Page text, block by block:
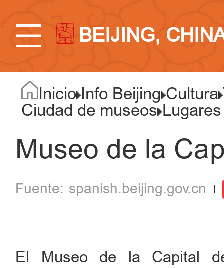
BEIJING,
Inicio Info Beijing Cultura
Ciudad de museos Lugares
Museo de la
spanish.beijing.gov.cn
El Museo de la Capital